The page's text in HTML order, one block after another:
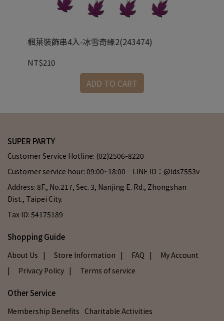
楓葉裝飾串4入-冰雪奇緣2(243474)
NT$210
ADD TO CART
SUPER PARTY
Customer Service Hotline: (02)2506-8220
Customer service hour: 09:00~18:00 LINE ID：@lds7553v
Address: 8F., No.217, Sec. 3, Nanjing E. Rd., Zhongshan
Dist., Taipei City.
Tax ID: 54175189
Shopping Guide
About Us | Store Information | FAQ | My Account
| Privacy Policy | Terms of service
Other Service
Membership Benefits Charitable Activities